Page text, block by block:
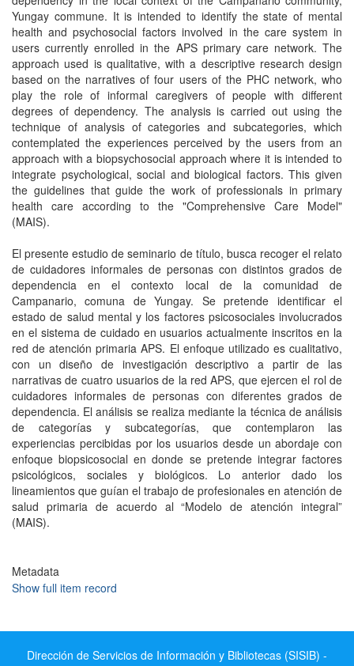
Yungay commune. It is intended to identify the state of mental
health and psychosocial factors involved in the care system in
users currently enrolled in the APS primary care network. The
approach used is qualitative, with a descriptive research design
based on the narratives of four users of the PHC network, who
play the role of informal caregivers of people with different
degrees of dependency. The analysis is carried out using the
technique of analysis of categories and subcategories, which
contemplated the experiences perceived by the users from an
approach with a biopsychosocial approach where it is intended to
integrate psychological, social and biological factors. This given
the guidelines that guide the work of professionals in primary
health care according to the "Comprehensive Care Model"
(MAIS).
El presente estudio de seminario de título, busca recoger el relato
de cuidadores informales de personas con distintos grados de
dependencia en el contexto local de la comunidad de
Campanario, comuna de Yungay. Se pretende identificar el
estado de salud mental y los factores psicosociales involucrados
en el sistema de cuidado en usuarios actualmente inscritos en la
red de atención primaria APS. El enfoque utilizado es cualitativo,
con un diseño de investigación descriptivo a partir de las
narrativas de cuatro usuarios de la red APS, que ejercen el rol de
cuidadores informales de personas con diferentes grados de
dependencia. El análisis se realiza mediante la técnica de análisis
de categorías y subcategorías, que contemplaron las
experiencias percibidas por los usuarios desde un abordaje con
enfoque biopsicosocial en donde se pretende integrar factores
psicológicos, sociales y biológicos. Lo anterior dado los
lineamientos que guían el trabajo de profesionales en atención de
salud primaria de acuerdo al “Modelo de atención integral”
(MAIS).
Metadata
Show full item record
Dirección de Servicios de Información y Bibliotecas (SISIB) -